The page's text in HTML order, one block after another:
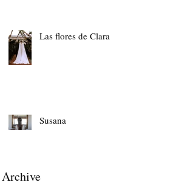
Las flores de Clara
Susana
Archive